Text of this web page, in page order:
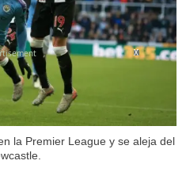
la Premier League y se aleja del
X
X